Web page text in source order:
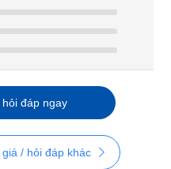
đáp ngay
/ hỏi đáp khác